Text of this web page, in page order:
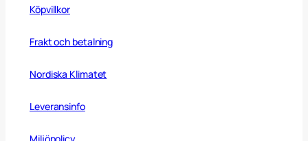
Köpvillkor
Frakt och betalning
Nordiska Klimatet
Leveransinfo